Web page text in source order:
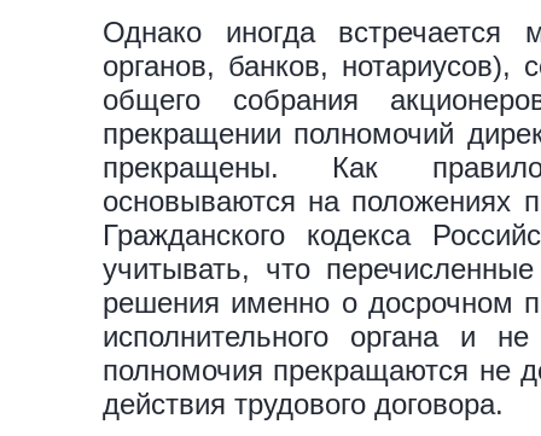
Однако иногда встречается
органов, банков, нотариусов),
общего собрания
прекращении полномочий
прекращены. Как
основываются на
Гражданского кодекса
учитывать, что
решения именно о досрочном
исполнительного органа и
полномочия прекращаются не
действия трудового договора.